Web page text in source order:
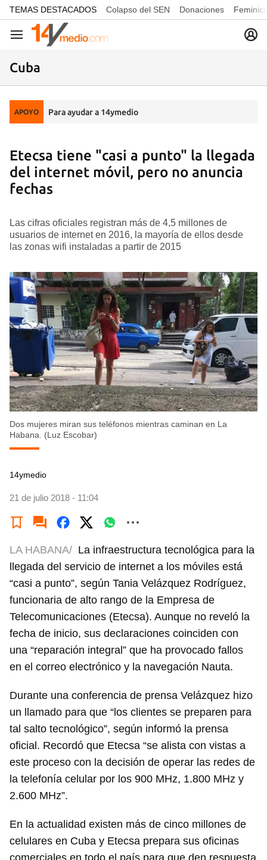
common.go-to-content
TEMAS DESTACADOS Colapso del SEN Donaciones
Navegación
Cuba
APOYO Para ayudar a 14ymedio
Etecsa tiene "casi a punto" la llegada
del internet móvil, pero no anuncia
fechas
Las cifras oficiales registran más de 4,5 millones de
usuarios de internet en 2016, la mayoría de ellos desde
las zonas wifi instaladas a partir de 2015
Dos mujeres miran sus teléfonos mientras caminan en La
Habana. (Luz Escobar)
14ymedio
21 de julio 2018 - 11:04
LA HABANA/ La infraestructura tecnológica para la
llegada del servicio de internet a los móviles está
“casi a punto”, según Tania Velázquez Rodríguez,
funcionaria de alto rango de la Empresa de
Telecomunicaciones (Etecsa). Aunque no reveló la
fecha de inicio, sus declaraciones coinciden con
una “reparación integral” que ha provocado fallos
en el correo electrónico y la navegación Nauta.
Durante una conferencia de prensa Velázquez hizo
un llamado para que “los clientes se preparen para
tal salto tecnológico”, según informó la prensa
oficial. Recordó que Etecsa “se alista con vistas a
este proceso con la decisión de operar las redes de
la telefonía celular por los 900 MHz, 1.800 MHz y
2.600 MHz”.
En la actualidad existen más de cinco millones de
celulares en Cuba y Etecsa prepara sus oficinas